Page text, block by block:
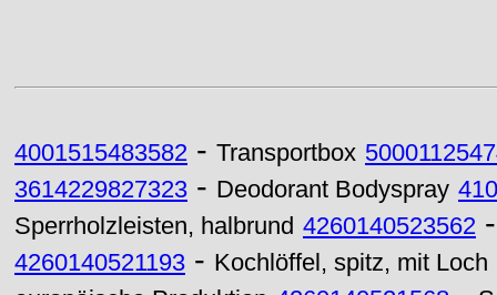
4001515483582 - Transportbox
3614229827323 - Deodorant Bodyspray
Sperrholzleisten, halbrund 4260140523562
4260140521193 - Kochlöffel, spitz, mit Loch